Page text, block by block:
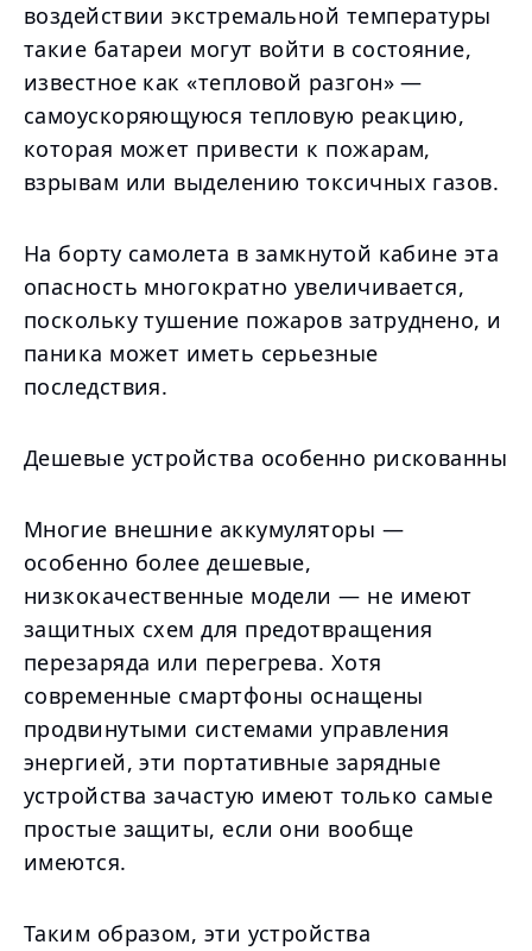
воздействии экстремальной температуры
такие батареи могут войти в состояние,
известное как «тепловой разгон» —
самоускоряющуюся тепловую реакцию,
которая может привести к пожарам,
взрывам или выделению токсичных газов.
На борту самолета в замкнутой кабине эта
опасность многократно увеличивается,
поскольку тушение пожаров затруднено, и
паника может иметь серьезные
последствия.
Дешевые устройства особенно рискованны
Многие внешние аккумуляторы —
особенно более дешевые,
низкокачественные модели — не имеют
защитных схем для предотвращения
перезаряда или перегрева. Хотя
современные смартфоны оснащены
продвинутыми системами управления
энергией, эти портативные зарядные
устройства зачастую имеют только самые
простые защиты, если они вообще
имеются.
Таким образом, эти устройства